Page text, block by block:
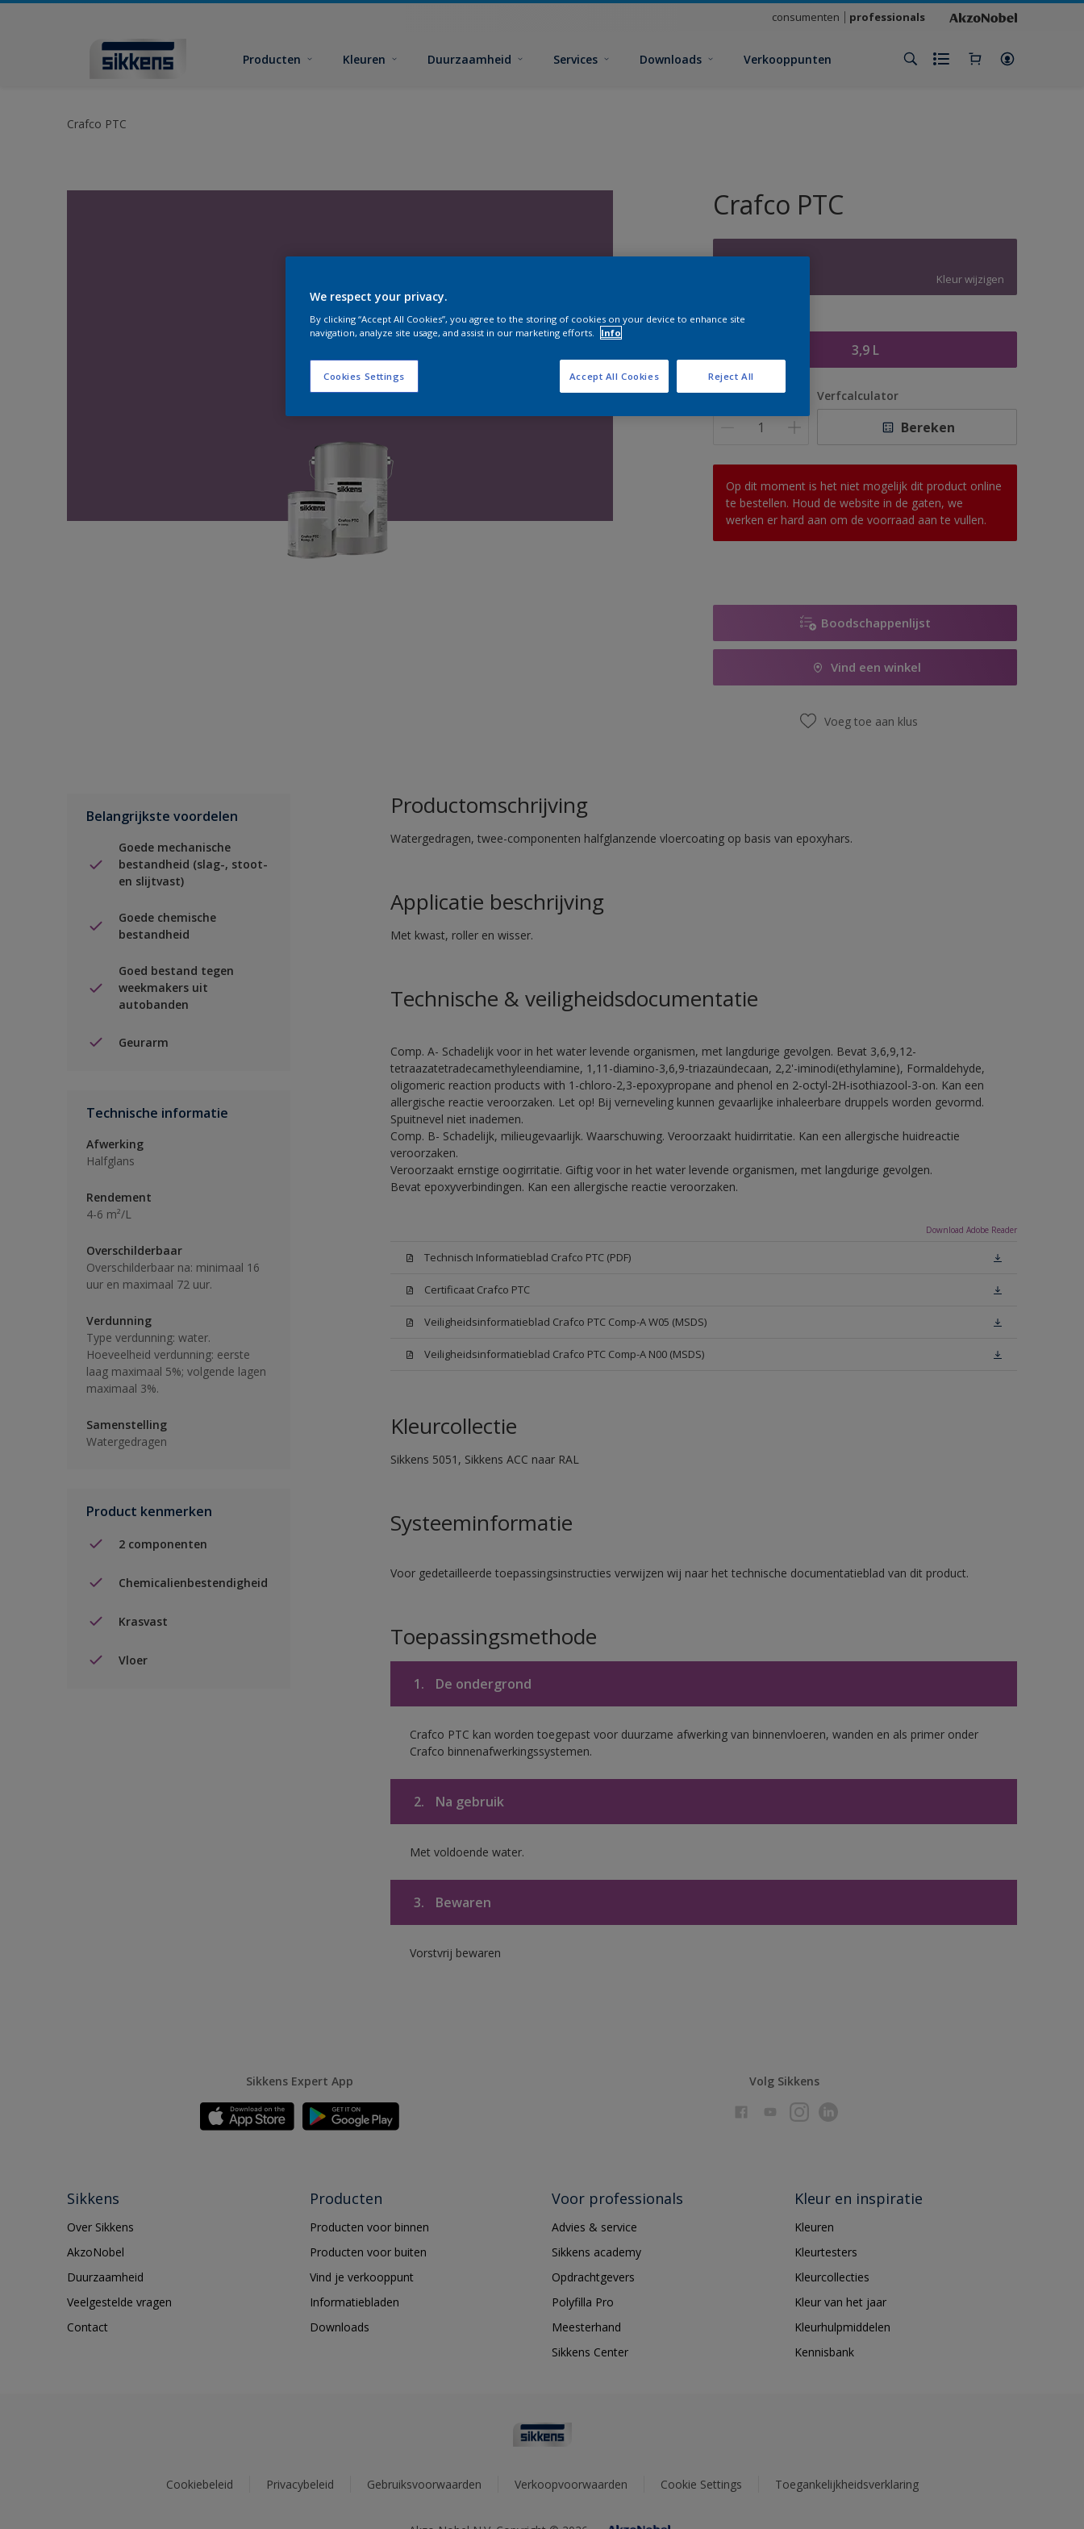
consumenten professionals
Producten Kleuren Duurzaamheid Services Downloads Verkooppunten
Crafco PTC
Crafco PTC
X5.19.37
Kleur wijzigen
Grootte
3,9 L
Aantal Verfcalculator
Bereken
Op dit moment is het niet mogelijk dit product online
te bestellen. Houd de website in de gaten, we
werken er hard aan om de voorraad aan te vullen.
Boodschappenlijst
Vind een winkel
Voeg toe aan klus
Belangrijkste voordelen
Goede mechanische
bestandheid (slag-, stoot-
en slijtvast)
Goede chemische
bestandheid
Goed bestand tegen
weekmakers uit
autobanden
Geurarm
Technische informatie
Afwerking
Halfglans
Rendement
4-6 m²/L
Overschilderbaar
Overschilderbaar na: minimaal 16
uur en maximaal 72 uur.
Verdunning
Type verdunning: water.
Hoeveelheid verdunning: eerste
laag maximaal 5%; volgende lagen
maximaal 3%.
Samenstelling
Watergedragen
Product kenmerken
2 componenten
Chemicalienbestendigheid
Krasvast
Vloer
Productomschrijving
Watergedragen, twee-componenten halfglanzende vloercoating op basis van epoxyhars.
Applicatie beschrijving
Met kwast, roller en wisser.
Technische & veiligheidsdocumentatie
Comp. A- Schadelijk voor in het water levende organismen, met langdurige gevolgen. Bevat 3,6,9,12-
tetraazatetradecamethyleendiamine, 1,11-diamino-3,6,9-triazaündecaan, 2,2'-iminodi(ethylamine), Formaldehyde,
oligomeric reaction products with 1-chloro-2,3-epoxypropane and phenol en 2-octyl-2H-isothiazool-3-on. Kan een
allergische reactie veroorzaken. Let op! Bij verneveling kunnen gevaarlijke inhaleerbare druppels worden gevormd.
Spuitnevel niet inademen.
Comp. B- Schadelijk, milieugevaarlijk. Waarschuwing. Veroorzaakt huidirritatie. Kan een allergische huidreactie
veroorzaken.
Veroorzaakt ernstige oogirritatie. Giftig voor in het water levende organismen, met langdurige gevolgen.
Bevat epoxyverbindingen. Kan een allergische reactie veroorzaken.
Download Adobe Reader
Technisch Informatieblad Crafco PTC (PDF)
Certificaat Crafco PTC
Veiligheidsinformatieblad Crafco PTC Comp-A W05 (MSDS)
Veiligheidsinformatieblad Crafco PTC Comp-A N00 (MSDS)
Kleurcollectie
Sikkens 5051, Sikkens ACC naar RAL
Systeeminformatie
Voor gedetailleerde toepassingsinstructies verwijzen wij naar het technische documentatieblad van dit product.
Toepassingsmethode
1. De ondergrond
Crafco PTC kan worden toegepast voor duurzame afwerking van binnenvloeren, wanden en als primer onder
Crafco binnenafwerkingssystemen.
2. Na gebruik
Met voldoende water.
3. Bewaren
Vorstvrij bewaren
Sikkens Expert App Volg Sikkens
Sikkens
Over Sikkens
AkzoNobel
Duurzaamheid
Veelgestelde vragen
Contact
Producten
Producten voor binnen
Producten voor buiten
Vind je verkooppunt
Informatiebladen
Downloads
Voor professionals
Advies & service
Sikkens academy
Opdrachtgevers
Polyfilla Pro
Meesterhand
Sikkens Center
Kleur en inspiratie
Kleuren
Kleurtesters
Kleurcollecties
Kleur van het jaar
Kleurhulpmiddelen
Kennisbank
Cookiebeleid Privacybeleid Gebruiksvoorwaarden Verkoopvoorwaarden Cookie Settings Toegankelijkheidsverklaring
We respect your privacy.
By clicking “Accept All Cookies”, you agree to the storing of cookies on your device to enhance site
navigation, analyze site usage, and assist in our marketing efforts.
Info
Cookies Settings Reject All
Accept All Cookies